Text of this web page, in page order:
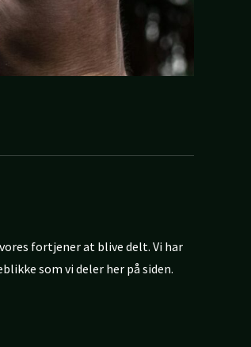
fortjener at blive delt. Vi har
som vi deler her på siden.